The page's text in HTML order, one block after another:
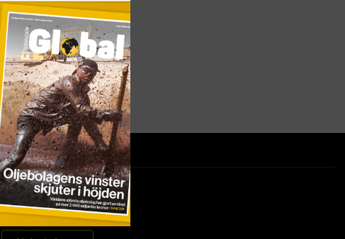
Nyheter på ditt sätt